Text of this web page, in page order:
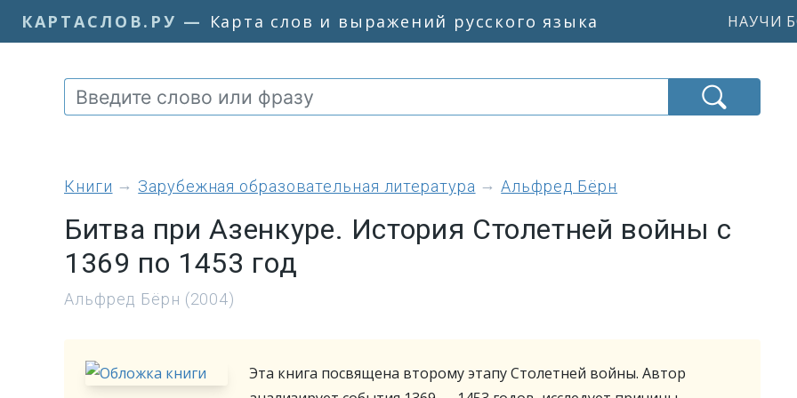
КАРТАСЛОВ.РУ — Карта слов и выражений русского языка НАУЧИ
книги Зарубежная образовательная литература Альфред Бёрн
Битва при Азенкуре. История Столетней войны с
1369 по 1453 год
Альфред Бёрн (2004)
Эта книга посвящена второму этапу Столетней войны. Автор